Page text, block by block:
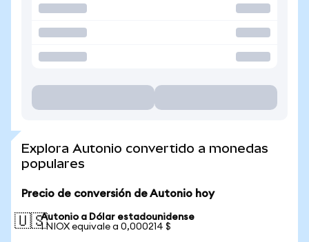
Explora Autonio convertido a monedas
populares
Precio de conversión de Autonio hoy
🇺🇸Autonio a Dólar estadounidense
1 NIOX equivale a 0,000214 $